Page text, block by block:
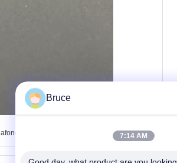
stratifiés
Bruce
7:14 AM